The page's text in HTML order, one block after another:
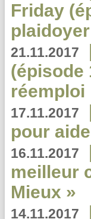
Friday
21.11.2017
(épisode
réemploi
17.11.2017
pour
16.11.2017
meilleur
Mieux »
14.11.2017